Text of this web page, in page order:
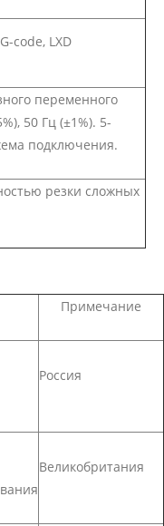
code, LXD
переменного
50 Гц (±1%). 5-
подключения.
резки сложных
Примечание
Россия
Великобритания